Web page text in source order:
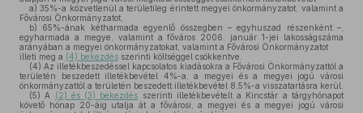
a) 35%-a közvetlenül a területileg érintett megyei önkormányzatot, valamint a
Fővárosi Önkormányzatot,
b) 65%-ának kétharmada egyenlő összegben – egyhuszad részenként –,
egyharmada a megye, valamint a főváros 2006. január 1-jei lakosságszáma
arányában a megyei önkormányzatokat, valamint a Fővárosi Önkormányzatot
illeti meg a (4) bekezdés szerinti költséggel csökkentve.
(4) Az illetékbeszedéssel kapcsolatos kiadásokra a Fővárosi Önkormányzattól a
területén beszedett illetékbevétel 4%-a, a megyei és a megyei jogú városi
önkormányzattól a területén beszedett illetékbevétel 8,5%-a visszatartásra kerül.
(5) A (2) és (3) bekezdés szerinti illetékbevételt a Kincstár a tárgyhónapot
követő hónap 20-áig utalja át a fővárosi, a megyei és a megyei jogú városi